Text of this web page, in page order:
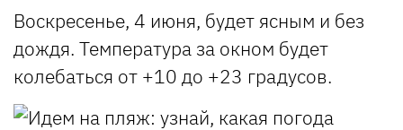
Воскресенье, 4 июня, будет ясным и без
дождя. Температура за окном будет
колебаться от +10 до +23 градусов.